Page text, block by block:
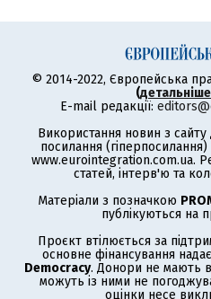
© 2014-2022, Європейська
(
E-mail редакції:
Використання новин з
посилання
www.eurointegration.com.ua.
статей, інтерв'ю та
Матеріали з позначкою
публікуються на
Проєкт втілюється за
основне фінансування надає
Democracy. Донори не мають
можуть із ними не
оцінки несе